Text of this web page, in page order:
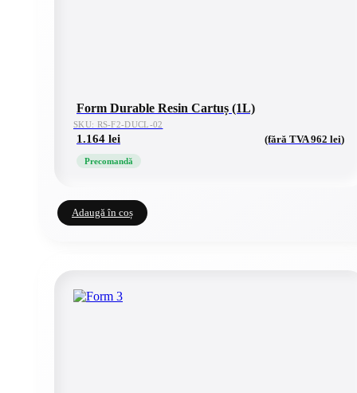
Form Durable Resin Cartuș (1L)
SKU: RS-F2-DUCL-02
1.164 lei (fără TVA962 lei)
Precomandă
Adaugă în coș